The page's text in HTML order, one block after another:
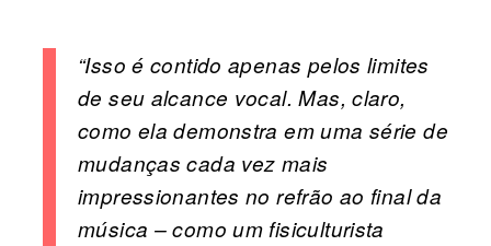
“Isso é contido apenas pelos limites
de seu alcance vocal. Mas, claro,
como ela demonstra em uma série de
mudanças cada vez mais
impressionantes no refrão ao final da
música – como um fisiculturista